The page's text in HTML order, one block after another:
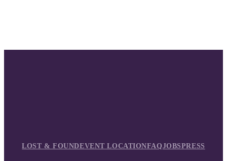
LOST & FOUNDEVENT LOCATIONFAQJOBSPRESS